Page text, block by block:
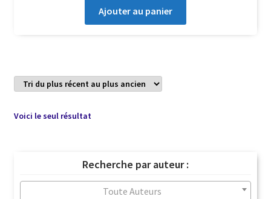
Ajouter au panier
Voici le seul résultat
Recherche par auteur :
Toute Auteurs